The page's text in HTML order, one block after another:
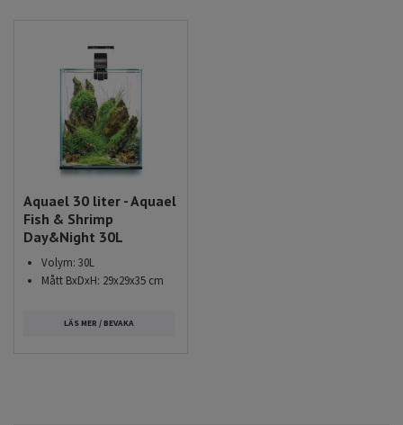
Aquael 30 liter - Aquael
Fish & Shrimp
Day&Night 30L
Volym: 30L
Mått BxDxH: 29x29x35 cm
LÄS MER / BEVAKA